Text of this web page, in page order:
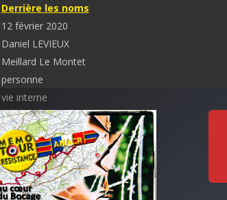
Derrière les noms
12 février 2020
Daniel LEVIEUX
Meillard Le Montet
personne
vie interne
Avis de recherches
16 février 2020
Daniel LEVIEUX
Meillard Le Montet
Non classé